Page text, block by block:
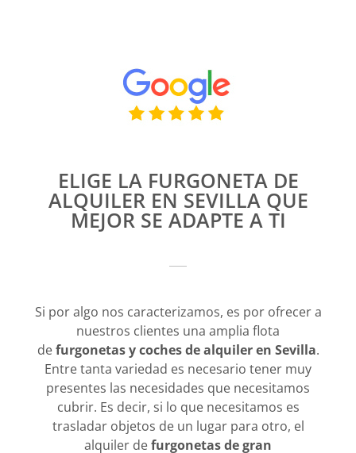
ELIGE LA FURGONETA DE
ALQUILER EN SEVILLA QUE
MEJOR SE ADAPTE A TI
Si por algo nos caracterizamos, es por ofrecer a
nuestros clientes una amplia flota
defurgonetas y coches de alquiler en Sevilla.
Entre tanta variedad es necesario tener muy
presentes las necesidades que necesitamos
cubrir. Es decir, si lo que necesitamos es
trasladar objetos de un lugar para otro, el
alquiler defurgonetas de gran